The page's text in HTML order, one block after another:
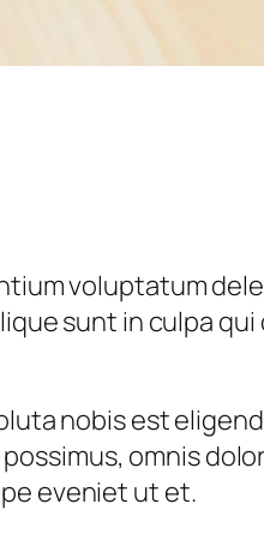
voluptatum
sunt in culpa
nobis est
omnis
eveniet ut et.